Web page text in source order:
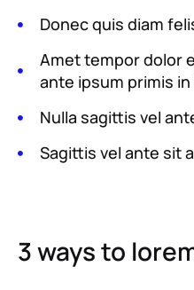
Donec quis diam
Amet tempor dolor
ante ipsum primis
Nulla sagittis vel
Sagittis vel ante sit
3 ways to